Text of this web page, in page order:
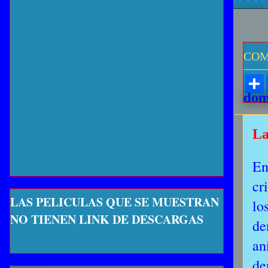
r
LAS PELICULAS QUE SE MUESTRAN
NO TIENEN LINK DE DESCARGAS